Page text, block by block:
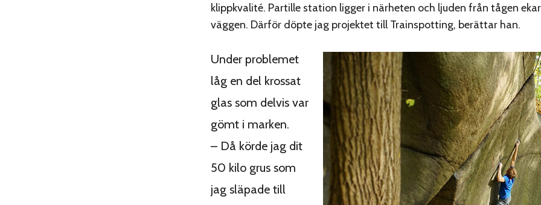
klippkvalité. Partille station ligger i närheten och ljuden från tågen
väggen. Därför döpte jag projektet till Trainspotting, berättar han.
Under problemet
låg en del krossat
glas som delvis var
gömt i marken.
– Då körde jag dit
50 kilo grus som
jag släpade till